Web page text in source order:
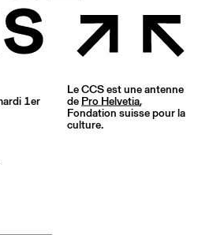
1er
Le CCS est une antenne
de Pro Helvetia,
Fondation suisse pour la
culture.